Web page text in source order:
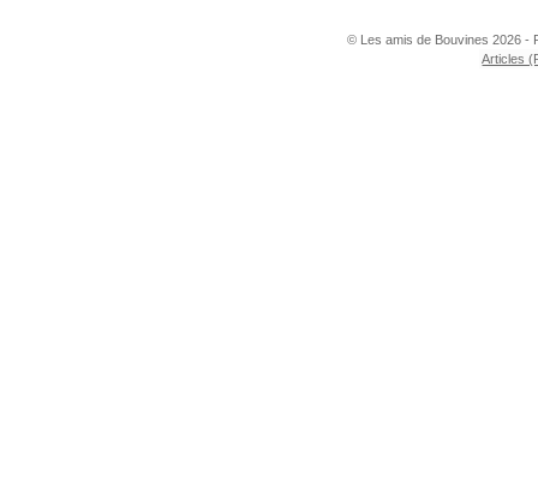
© Les amis de Bouvines 2026 -
Articles